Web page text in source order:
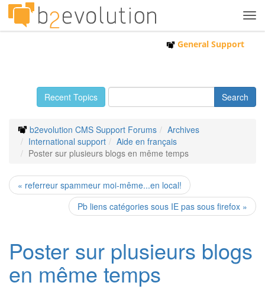
General Support
Recent Topics
b2evolution CMS Support Forums
Archives
International support
Aide en français
Poster sur plusieurs blogs en même temps
« referreur spammeur moi-même...en local!
Pb liens catégories sous IE pas sous firefox »
Poster sur plusieurs blogs
en même temps